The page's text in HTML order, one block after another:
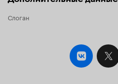
Слоган